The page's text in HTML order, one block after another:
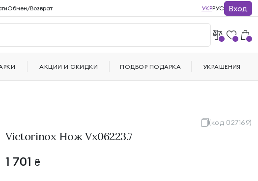
(код 027169)
Victorinox Нож Vx06223.7
1 701 ₴
Обмен/Возврат УКРРУС Вход
АКЦИИ И СКИДКИ ПОДБОР ПОДАРКА УКРАШЕНИЯ